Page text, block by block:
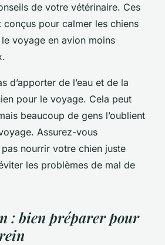
de votre vétérinaire. Ces
conçus pour calmer les chiens
voyage en avion moins
d’apporter de l’eau et de la
pour le voyage. Cela peut
beaucoup de gens l’oublient
Assurez-vous
nourrir votre chien juste
les problèmes de mal de
: bien préparer pour